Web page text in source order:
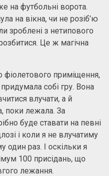
на футбольні ворота.
на вікна, чи не розіб’ю
зроблені з нетипового
Це ж магічна
приміщення,
собі гру. Вона
влучати, а й
поки лежала. За
буде ставати на певні
і коли я не влучатиму
один раз. І оскільки я
100 присідань, що
лежання.